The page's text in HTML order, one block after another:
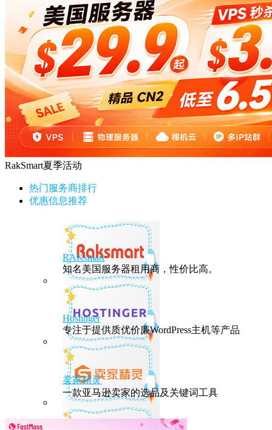
RakSmart夏季活动
热门服务商排行
优惠信息推荐
RAKsmart
知名美国服务器租用商，性价比高。
Hostinger
专注于提供质优价廉WordPress主机等产品
卖家精灵
一款亚马逊卖家的选品及关键词工具